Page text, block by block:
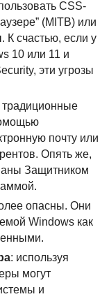
CSS-
(MITB) или
К счастью, если у
10 или 11 и
эти угрозы
традиционные
почту или
Опять же,
Защитником
опасны. Они
Windows как
: используя
могут
и